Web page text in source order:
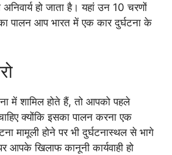
अनिवार्य हो जाता है। यहां उन 10 चरणों
पालन आप भारत में एक कार दुर्घटना के
में शामिल होते हैं, तो आपको पहले
क्योंकि इसका पालन करना एक
मामूली होने पर भी दुर्घटनास्थल से भागे
आपके खिलाफ कानूनी कार्यवाही हो